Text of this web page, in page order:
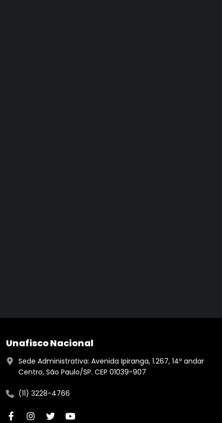
Unafisco Nacional
Sede Administrativa: Avenida Ipiranga, 1.267, 14º andar
Centro, São Paulo/SP. CEP 01039-907
(11) 3228-4766